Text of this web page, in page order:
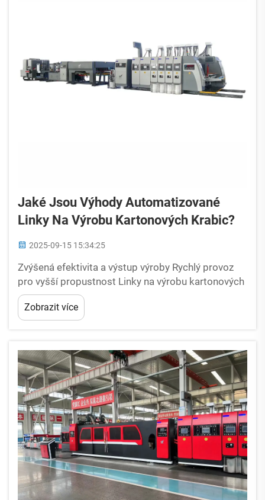
Jaké Jsou Výhody Automatizované
Linky Na Výrobu Kartonových Krabic?
2025-09-15 15:34:25
Zvýšená efektivita a výstup výroby Rychlý provoz
pro vyšší propustnost Linky na výrobu kartonových
krabic, které jsou automatizované, mohou
vyprodukovat více než 12 000 krabic za hodinu, což
je přibližně třikrát rychlejší než ruční práce...
Zobrazit více